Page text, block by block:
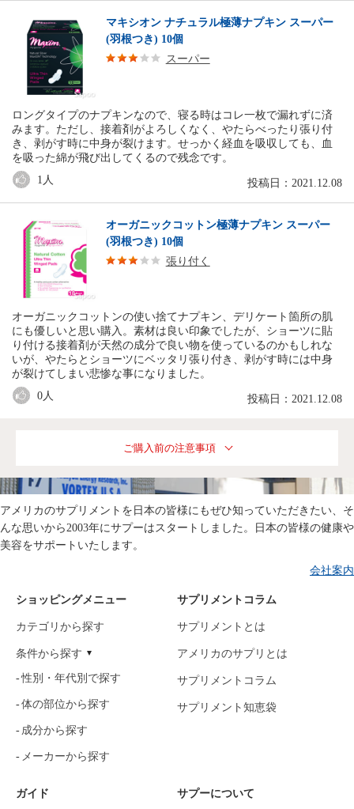
マキシオン ナチュラル極薄ナプキン スーパー
(羽根つき) 10個
スーパー
ロングタイプのナプキンなので、寝る時はコレ一枚で漏れずに済
みます。ただし、接着剤がよろしくなく、やたらべったり張り付
き、剥がす時に中身が裂けます。せっかく経血を吸収しても、血
を吸った綿が飛び出してくるので残念です。
投稿日：2021.12.08
1 人
オーガニックコットン極薄ナプキン スーパー
(羽根つき) 10個
張り付く
オーガニックコットンの使い捨てナプキン、デリケート箇所の肌
にも優しいと思い購入。素材は良い印象でしたが、ショーツに貼
り付ける接着剤が天然の成分で良い物を使っているのかもしれな
いが、やたらとショーツにベッタリ張り付き、剥がす時には中身
が裂けてしまい悲惨な事になりました。
投稿日：2021.12.08
0人
ご購入前の注意事項
アメリカのサプリメントを日本の皆様にもぜひ知っていただきたい、そ
んな思いから2003年にサプーはスタートしました。日本の皆様の健康や
美容をサポートいたします。
会社案内
ショッピングメニュー
カテゴリから探す
条件から探す
性別・年代別で探す
体の部位から探す
成分から探す
メーカーから探す
ガイド
サプリメントコラム
サプリメントとは
アメリカのサプリとは
サプリメントコラム
サプリメント知恵袋
サプーについて